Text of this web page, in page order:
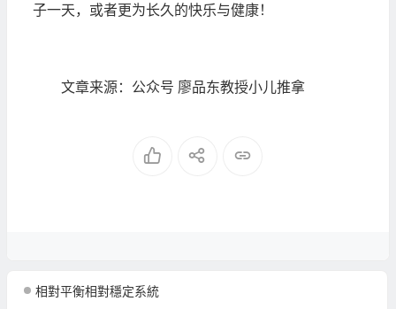
子一天，或者更为长久的快乐与健康！
文章来源：公众号 廖品东教授小儿推拿
相對平衡相對穩定系統